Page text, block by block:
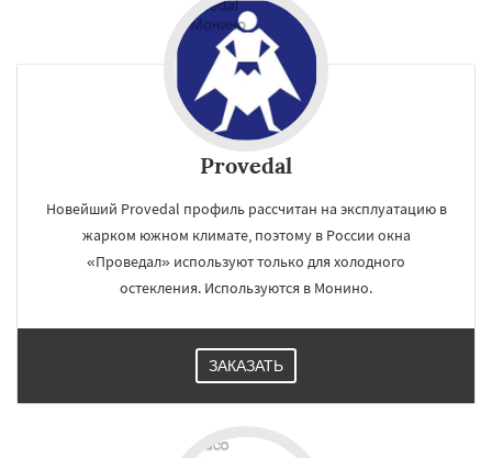
Provedal
Новейший Provedal профиль рассчитан на эксплуатацию в
жарком южном климате, поэтому в России окна
«Проведал» используют только для холодного
остекления. Используются в Монино.
ЗАКАЗАТЬ